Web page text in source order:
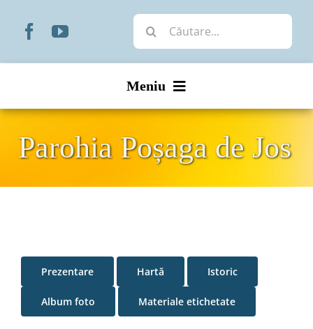
Cautare...
Meniu
Liturgic
Parohia Poșaga de Jos
Prezentare Hartă Istoric
Album foto Materiale etichetate